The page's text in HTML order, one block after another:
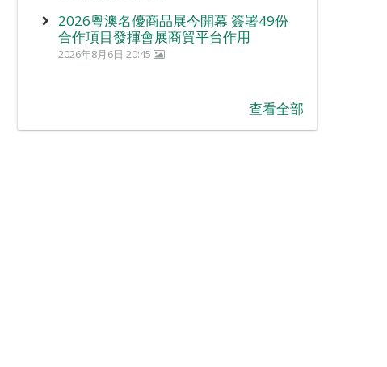
2026粵澳名優商品展今開幕 簽署49份
合作項目發揮會展商貿平台作用
2026年8月6日 20:45
查看全部